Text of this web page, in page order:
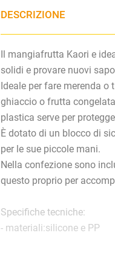
DESCRIZIONE
Il mangiafrutta Kaori e
solidi e provare nuovi
Ideale per fare merenda
ghiaccio o frutta
plastica serve per
È dotato di un blocco di
per le sue piccole mani.
Nella confezione sono
questo proprio per
Specifiche tecniche:
- materiali:silicone e PP